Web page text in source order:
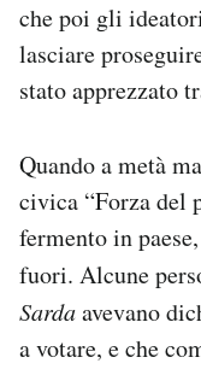
che poi gli
lasciare
stato apprezzato
Quando a metà
civica “Forza del
fermento in
fuori. Alcune
Sardaavevano
a votare, e che